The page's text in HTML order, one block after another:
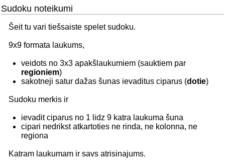
Sudoku noteikumi
Šeit tu vari tiešsaiste spelet sudoku.
9x9 formata laukums,
veidots no 3x3 apakšlaukumiem (sauktiem par
regioniem)
sakotneji satur dažas šunas ievaditus ciparus (dotie)
Sudoku merkis ir
ievadit ciparus no 1 lidz 9 katra laukuma šuna
cipari nedrikst atkartoties ne rinda, ne kolonna, ne
regiona
Katram laukumam ir savs atrisinajums.